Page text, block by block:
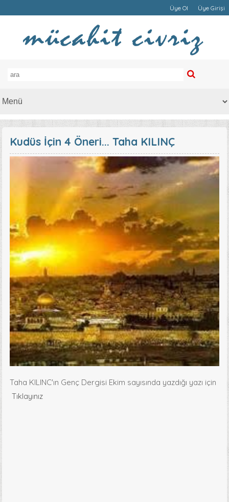
Üye Ol Üye Girişi
Kudüs İçin 4 Öneri... Taha KILINÇ
Taha KILINC'ın Genç Dergisi Ekim sayısında yazdığı yazı için
Tıklayınız